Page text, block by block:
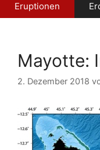
Eruptionen
Mayotte:
2. Dezember 2018